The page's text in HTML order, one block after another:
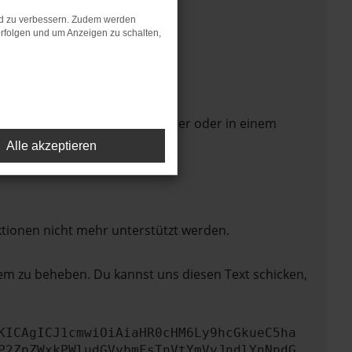
in einem anderen Browser oder in einem
nicht mehr unterstützt werden.
zu beheben. Du kannst uns diesen Text schicken,
zu verbessern. Zudem werden
und um Anzeigen zu schalten,
Alle akzeptieren